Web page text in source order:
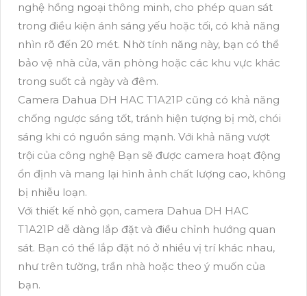
nghệ hồng ngoại thông minh, cho phép quan sát
trong điều kiện ánh sáng yếu hoặc tối, có khả năng
nhìn rõ đến 20 mét. Nhờ tính năng này, bạn có thể
bảo vệ nhà cửa, văn phòng hoặc các khu vực khác
trong suốt cả ngày và đêm.
Camera Dahua DH HAC T1A21P cũng có khả năng
chống ngược sáng tốt, tránh hiện tượng bị mờ, chói
sáng khi có nguồn sáng mạnh. Với khả năng vượt
trội của công nghệ Bạn sẽ được camera hoạt động
ổn định và mang lại hình ảnh chất lượng cao, không
bị nhiễu loạn.
Với thiết kế nhỏ gọn, camera Dahua DH HAC
T1A21P dễ dàng lắp đặt và điều chỉnh hướng quan
sát. Bạn có thể lắp đặt nó ở nhiều vị trí khác nhau,
như trên tường, trần nhà hoặc theo ý muốn của
bạn.